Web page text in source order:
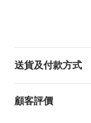
送貨及付款方式
顧客評價